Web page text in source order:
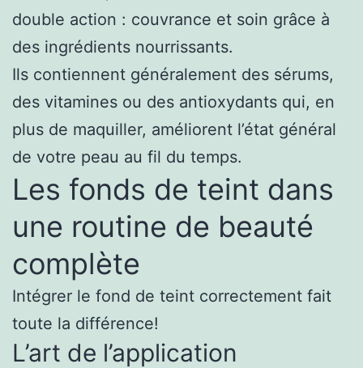
double action : couvrance et soin grâce à
des ingrédients nourrissants.
Ils contiennent généralement des sérums,
des vitamines ou des antioxydants qui, en
plus de maquiller, améliorent l’état général
de votre peau au fil du temps.
Les fonds de teint dans
une routine de beauté
complète
Intégrer le fond de teint correctement fait
toute la différence!
L’art de l’application